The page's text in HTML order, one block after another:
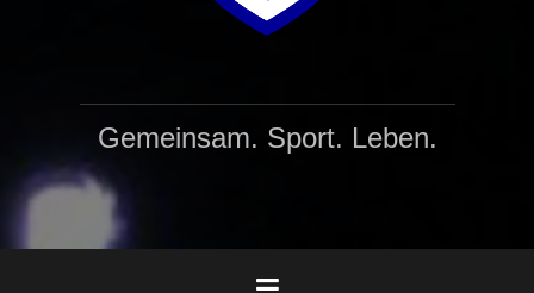
Gemeinsam. Sport. Leben.